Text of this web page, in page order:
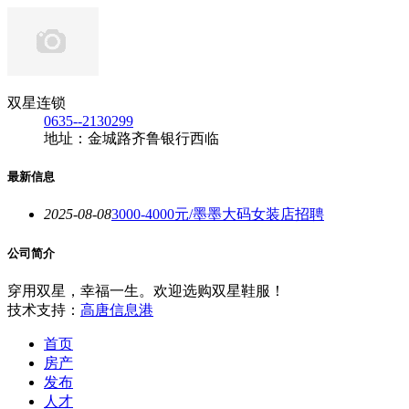
双星连锁
0635--2130299
地址：金城路齐鲁银行西临
最新信息
2025-08-083000-4000元/墨墨大码女装店招聘
公司简介
穿用双星，幸福一生。欢迎选购双星鞋服！
技术支持： 高唐信息港
首页
房产
发布
人才